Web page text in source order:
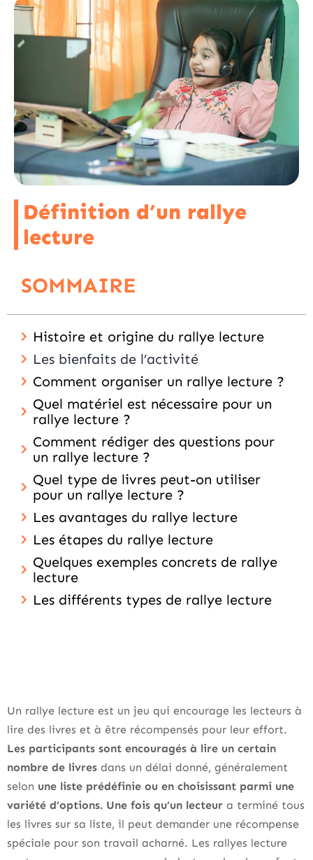
Définition d’un rallye
lecture
SOMMAIRE
Histoire et origine du rallye lecture
Les bienfaits de l’activité
Comment organiser un rallye lecture ?
Quel matériel est nécessaire pour un
rallye lecture ?
Comment rédiger des questions pour
un rallye lecture ?
Quel type de livres peut-on utiliser
pour un rallye lecture ?
Les avantages du rallye lecture
Les étapes du rallye lecture
Quelques exemples concrets de rallye
lecture
Les différents types de rallye lecture
Un rallye lecture est un jeu qui encourage les lecteurs à
lire des livres et à être récompensés pour leur effort.
Les participants sont encouragés à lire un certain
nombre de livres dans un délai donné, généralement
selon une liste prédéfinie ou en choisissant parmi une
variété d’options. Une fois qu’un lecteur a terminé tous
les livres sur sa liste, il peut demander une récompense
spéciale pour son travail acharné. Les rallyes lecture